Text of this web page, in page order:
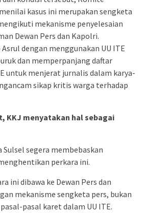
kasus ini merupakan sengketa
mekanisme penyelesaian
Dewan Pers dan Kapolri.
dengan menggunakan UU ITE
dan memperpanjang daftar
untuk menjerat jurnalis dalam karya-
sikap kritis warga terhadap
KKJ menyatakan hal sebagai
segera membebaskan
perkara ini.
ini dibawa ke Dewan Pers dan
mekanisme sengketa pers, bukan
pasal karet dalam UU ITE.